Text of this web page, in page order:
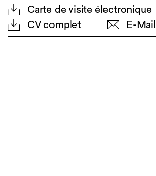
Carte de visite électronique
CV complet
E-Mail